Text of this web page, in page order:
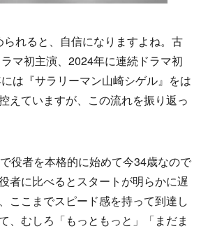
れると、自信になりますよね。古
マ初主演、2024年に連続ドラマ初
は『サラリーマン山崎シゲル』をは
えていますが、この流れを振り返っ
役者を本格的に始めて今34歳なので
者に比べるとスタートが明らかに遅
ここまでスピード感を持って到達し
、むしろ「もっともっと」「まだま